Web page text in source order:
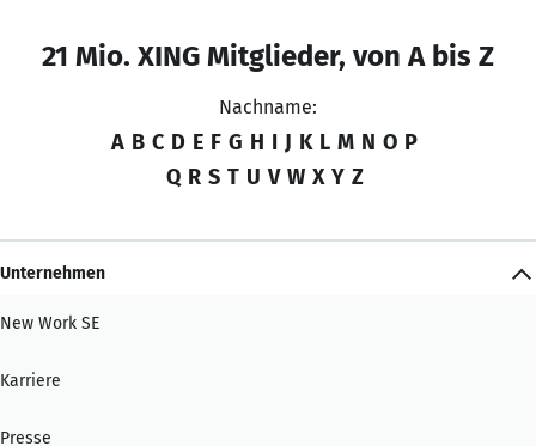
21 Mio. XING Mitglieder, von A bis Z
Nachname:
A B C D E F G H I J K L M N O P
Q R S T U V W X Y Z
Unternehmen
New Work SE
Karriere
Presse